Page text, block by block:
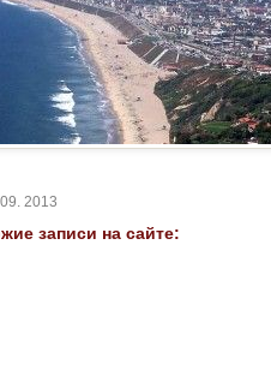
2013
записи на сайте: